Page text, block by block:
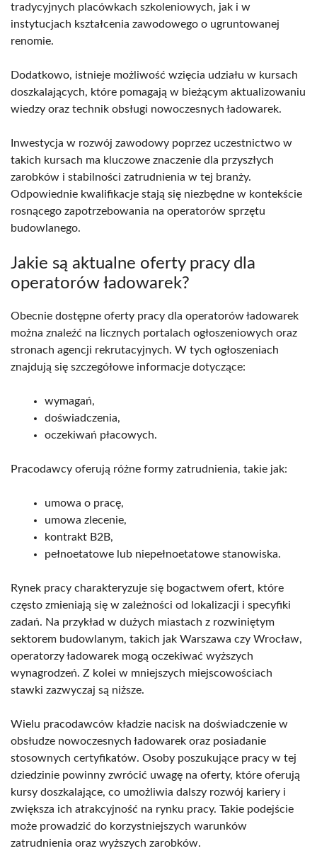
tradycyjnych placówkach szkoleniowych, jak i w
instytucjach kształcenia zawodowego o ugruntowanej
renomie.
Dodatkowo, istnieje możliwość wzięcia udziału w kursach
doszkalających, które pomagają w bieżącym aktualizowaniu
wiedzy oraz technik obsługi nowoczesnych ładowarek.
Inwestycja w rozwój zawodowy poprzez uczestnictwo w
takich kursach ma kluczowe znaczenie dla przyszłych
zarobków i stabilności zatrudnienia w tej branży.
Odpowiednie kwalifikacje stają się niezbędne w kontekście
rosnącego zapotrzebowania na operatorów sprzętu
budowlanego.
Jakie są aktualne oferty pracy dla
operatorów ładowarek?
Obecnie dostępne oferty pracy dla operatorów ładowarek
można znaleźć na licznych portalach ogłoszeniowych oraz
stronach agencji rekrutacyjnych. W tych ogłoszeniach
znajdują się szczegółowe informacje dotyczące:
wymagań,
doświadczenia,
oczekiwań płacowych.
Pracodawcy oferują różne formy zatrudnienia, takie jak:
umowa o pracę,
umowa zlecenie,
kontrakt B2B,
pełnoetatowe lub niepełnoetatowe stanowiska.
Rynek pracy charakteryzuje się bogactwem ofert, które
często zmieniają się w zależności od lokalizacji i specyfiki
zadań. Na przykład w dużych miastach z rozwiniętym
sektorem budowlanym, takich jak Warszawa czy Wrocław,
operatorzy ładowarek mogą oczekiwać wyższych
wynagrodzeń. Z kolei w mniejszych miejscowościach
stawki zazwyczaj są niższe.
Wielu pracodawców kładzie nacisk na doświadczenie w
obsłudze nowoczesnych ładowarek oraz posiadanie
stosownych certyfikatów. Osoby poszukujące pracy w tej
dziedzinie powinny zwrócić uwagę na oferty, które oferują
kursy doszkalające, co umożliwia dalszy rozwój kariery i
zwiększa ich atrakcyjność na rynku pracy. Takie podejście
może prowadzić do korzystniejszych warunków
zatrudnienia oraz wyższych zarobków.